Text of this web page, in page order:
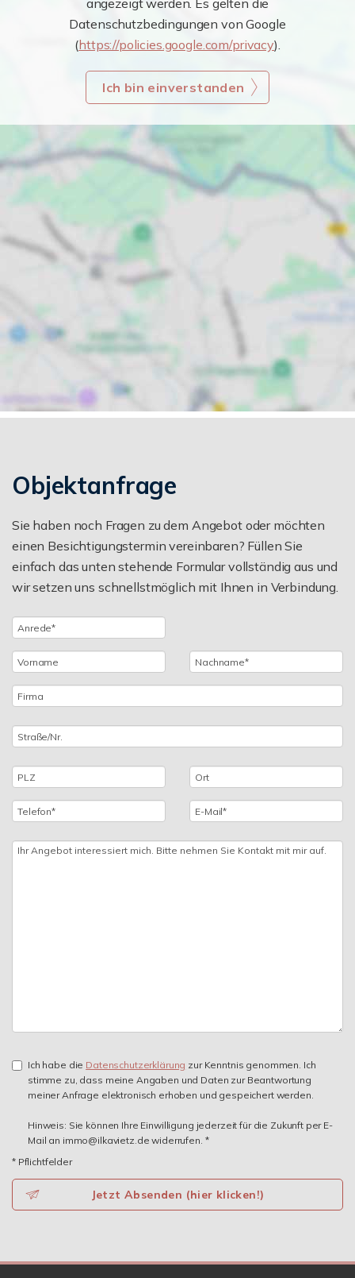
angezeigt werden. Es gelten die
Datenschutzbedingungen von Google
(https://policies.google.com/privacy).
Ich bin einverstanden
Objektanfrage
Sie haben noch Fragen zu dem Angebot oder möchten
einen Besichtigungstermin vereinbaren? Füllen Sie
einfach das unten stehende Formular vollständig aus und
wir setzen uns schnellstmöglich mit Ihnen in Verbindung.
Ich habe die Datenschutzerklärung zur Kenntnis genommen. Ich
stimme zu, dass meine Angaben und Daten zur Beantwortung
meiner Anfrage elektronisch erhoben und gespeichert werden.
Hinweis: Sie können Ihre Einwilligung jederzeit für die Zukunft per E-
Mail an immo@ilkavietz.de widerrufen. *
* Pflichtfelder
Jetzt Absenden (hier klicken!)